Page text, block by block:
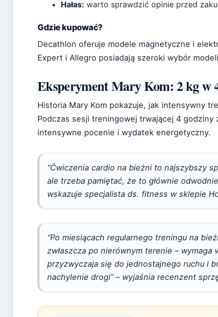
Hałas: warto sprawdzić opinie przed
Gdzie kupować?
Decathlon oferuje modele magnetyczne i
Expert i Allegro posiadają szeroki wybór
Eksperyment Mary Kom: 2 kg w
Historia Mary Kom pokazuje, jak intensywny
Podczas sesji treningowej trwającej 4 godziny
intensywne pocenie i wydatek energetyczny.
“Ćwiczenia cardio na bieżni to najszybszy
ale trzeba pamiętać, że to głównie
wskazuje specjalista ds. fitness w sklepie
“Po miesiącach regularnego treningu na
zwłaszcza po nierównym terenie – wymaga
przyzwyczaja się do jednostajnego ruchu i
nachylenie drogi” – wyjaśnia recenzent